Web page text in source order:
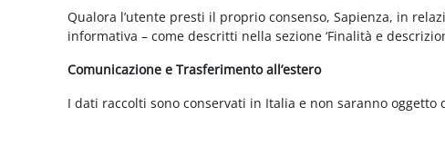
Qualora l’utente presti il proprio consenso, Sapienza, in
informativa – come descritti nella sezione ‘Finalità e
Comunicazione e Trasferimento all’estero
I dati raccolti sono conservati in Italia e non saranno